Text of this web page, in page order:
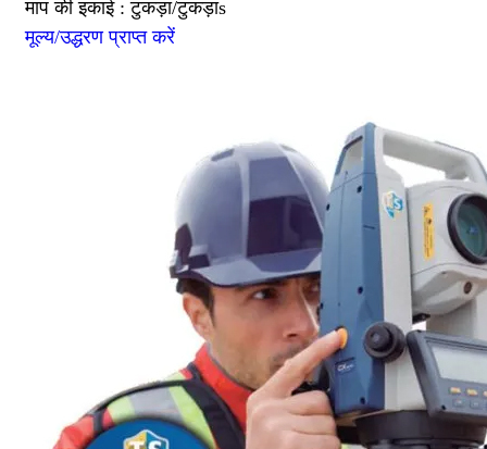
माप की इकाई : टुकड़ा/टुकड़ाs
मूल्य/उद्धरण प्राप्त करें